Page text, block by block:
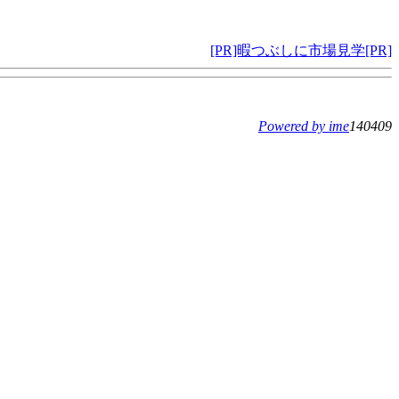
[PR]暇つぶしに市場見学[PR]
Powered by ime140409